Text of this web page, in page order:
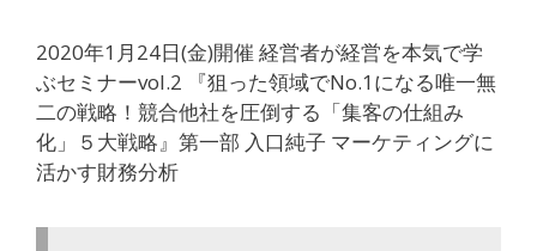
2020年1月24日(金)開催 経営者が経営を本気で学
ぶセミナーvol.2 『狙った領域でNo.1になる唯一無
二の戦略！競合他社を圧倒する「集客の仕組み
化」５大戦略』第一部 入口純子 マーケティングに
活かす財務分析